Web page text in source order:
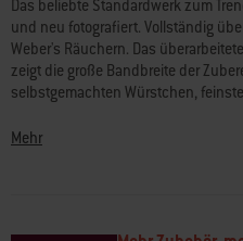
Das beliebte Standardwerk zum
und neu fotografiert. Vollständig
Weber's Räuchern. Das
zeigt die große Bandbreite der
selbstgemachten Würstchen,
Mehr